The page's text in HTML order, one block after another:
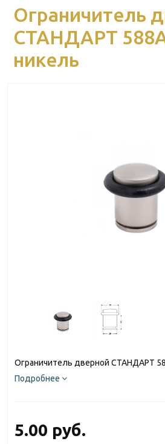
Ограничитель
СТАНДАРТ
никель
Ограничитель дверной СТАНДАРТ
Подробнее
5.00 руб.